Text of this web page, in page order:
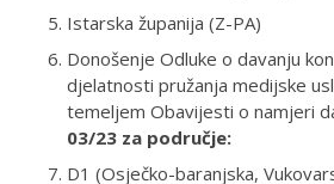
Istarska županija (Z-PA)
Donošenje Odluke o davanju
djelatnosti pružanja medijske
temeljem Obavijesti o namjeri
03/23 za područje:
D1 (Osječko-baranjska,